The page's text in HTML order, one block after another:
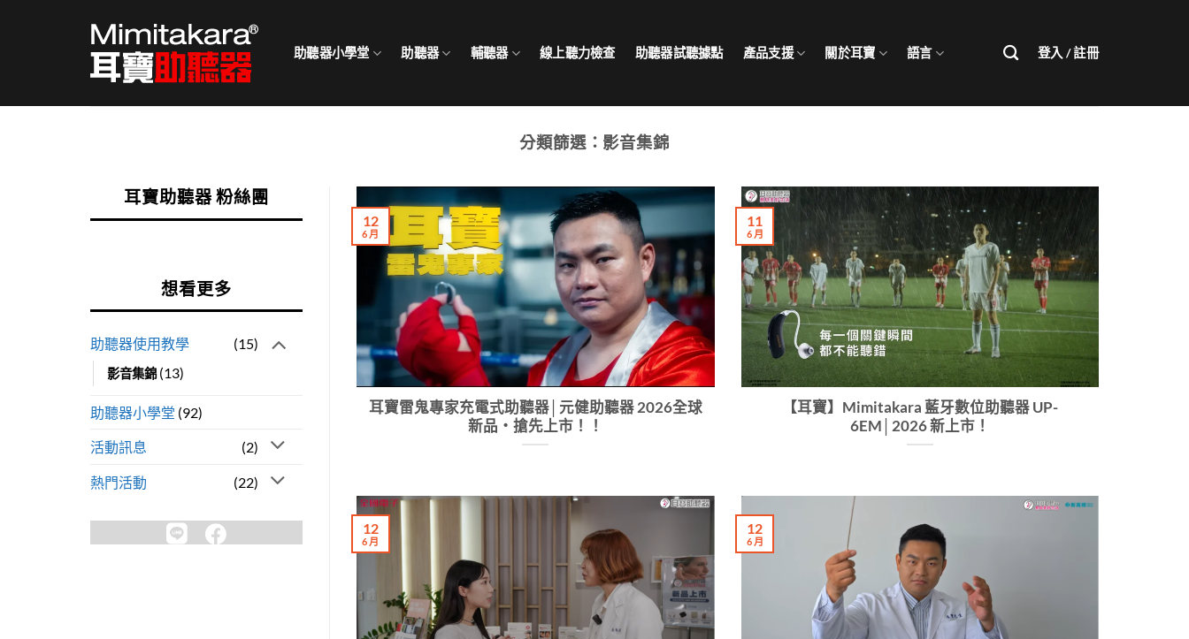
助聽器小學堂 助聽器 輔聽器 線上聽力檢查 助聽器試聽據點 產品支援 關於耳寶 語言 登入 / 註冊
分類篩選： 影音集錦
耳寶助聽器 粉絲團
想看更多
助聽器使用教學 (15)
影音集錦(13)
助聽器小學堂 (92)
活動訊息 (2)
熱門活動 (22)
耳寶雷鬼專家充電式助聽器│元健助聽器 2026全球
新品‧搶先上市！！
12
6 月
【耳寶】Mimitakara 藍牙數位助聽器 UP-
6EM│2026 新上市！
11
6 月
12
6 月
12
6 月